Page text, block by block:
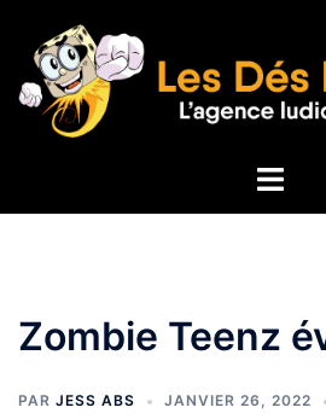
contenu
Ouvrir/
Zombie Teenz
PAR JESS ABS JANVIER 26, 2022